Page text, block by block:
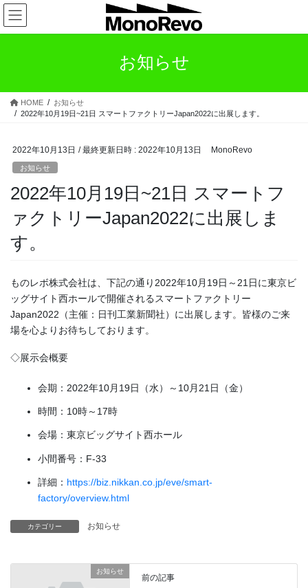
コ
ン
テ
ス
ナ
ビ
ゲ
ン
お知らせ
HOME
お知らせ
2022年10月19日~21日 スマートファクトリーJapan2022に出展します。
2022年10月13日 / 最終更新日時 : 2022年10月13日 MonoRevo
お知らせ
2022年10月19日~21日 スマートフ
ァクトリーJapan2022に出展しま
す。
ものレボ株式会社は、下記の通り2022年10月19日～21日に東京ビ
ッグサイト西ホールで開催されるスマートファクトリー
Japan2022（主催：日刊工業新聞社）に出展します。皆様のご来
場を心よりお待ちしております。
◇展示会概要
会期：2022年10月19日（水）～10月21日（金）
時間：10時～17時
会場：東京ビッグサイト西ホール
小間番号：F-33
詳細： https://biz.nikkan.co.jp/eve/smart-
factory/overview.html
カテゴリー お知らせ
お知らせ
前の記事